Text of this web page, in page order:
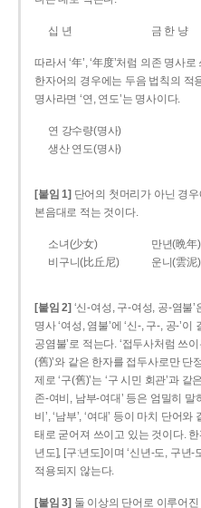
십 년 금 한 냥
따라서 ‘年’, ‘年度’처럼 의존 명사
한자어의 경우에는 두음 법칙의 적
명사라면 ‘연, 연도’는 명사이다.
연 강수량(명사)
생산 연도(명사)
[붙임 1] 단어의 첫머리가 아닌 경
본음대로 적는 것이다.
소녀(少女) 만년(晩年)
비구니(比丘尼)
운니(雲泥)
[붙임 2] ‘신-여성, 구-여성, 공-염불
명사 ‘여성, 염불’에 ‘신-, 구-, 공-’
공염불’로 적는다. ‘접두사처럼 쓰
(舊)’와 같은 한자를 접두사로만 단
제로 ‘구(舊)’는 ‘구 시민 회관’과
존­-여비, 남부-­여대’ 등은 엄밀히 말
비’, ‘남부’, ‘여대’ 등이 마치 단어
태로 굳어져 쓰이고 있는 것이다. 한
년도], [구ː년도]이며 ‘신년­-도, 구년
적용되지 않는다.
[붙임 3] 둘 이상의 단어로 이루어